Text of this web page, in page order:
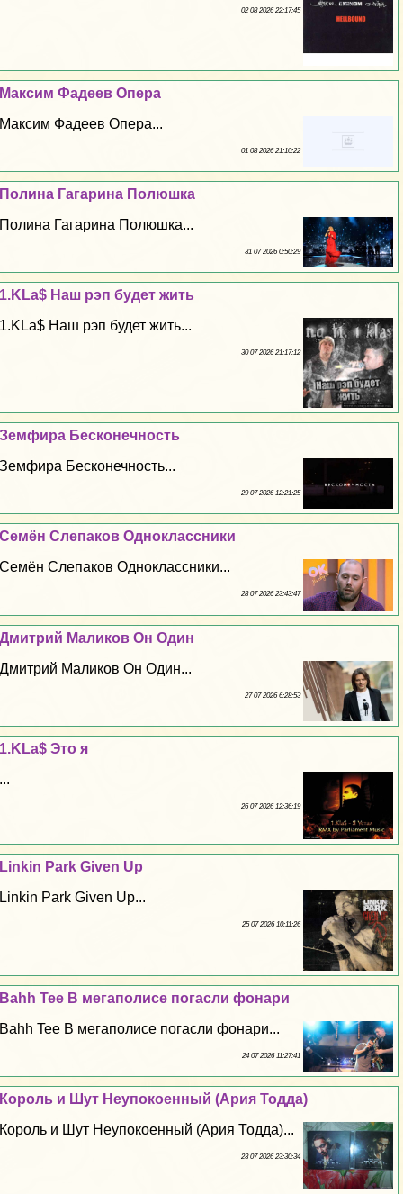
02 08 2026 22:17:45
Максим Фадеев Опера
Максим Фадеев Опера...
01 08 2026 21:10:22
Полина Гагарина Полюшка
Полина Гагарина Полюшка...
31 07 2026 0:50:29
1.KLa$ Наш рэп будет жить
1.KLa$ Наш рэп будет жить...
30 07 2026 21:17:12
Земфира Бесконечность
Земфира Бесконечность...
29 07 2026 12:21:25
Семён Слепаков Одноклассники
Семён Слепаков Одноклассники...
28 07 2026 23:43:47
Дмитрий Маликов Он Один
Дмитрий Маликов Он Один...
27 07 2026 6:28:53
1.KLa$ Это я
...
26 07 2026 12:36:19
Linkin Park Given Up
Linkin Park Given Up...
25 07 2026 10:11:26
Bahh Tee В мегаполисе погасли фонари
Bahh Tee В мегаполисе погасли фонари...
24 07 2026 11:27:41
Король и Шут Неупокоенный (Ария Тодда)
Король и Шут Неупокоенный (Ария Тодда)...
23 07 2026 23:30:34